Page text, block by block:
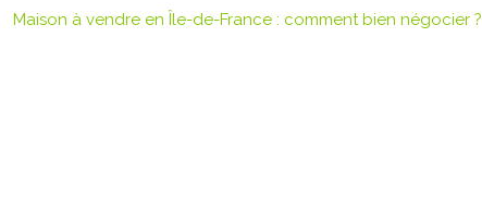
Maison à vendre en Île-de-France : comment bien négocier ?